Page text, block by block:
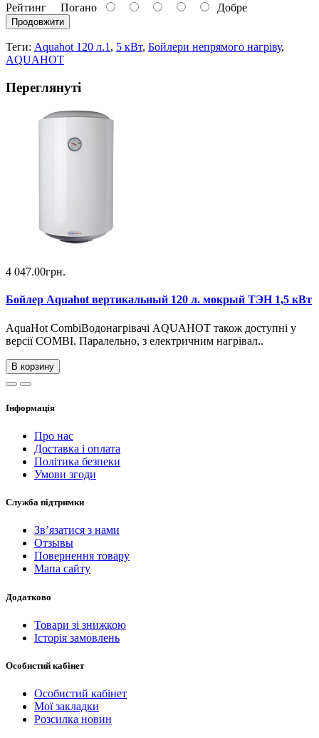
Рейтинг Погано Добре
Продовжити
Теги: Aquahot 120 л.1 , 5 кВт, Бойлери непрямого нагріву,
AQUAHOT
Переглянуті
4 047.00грн.
Бойлер Aquahot вертикальный 120 л. мокрый ТЭН 1,5 кВт
AquaHot CombiВодонагрівачі AQUAHOT також доступні у
версії COMBI. Паралельно, з електричним нагрівал..
В корзину
Інформація
Про нас
Доставка і оплата
Політика безпеки
Умови згоди
Служба підтримки
Зв’язатися з нами
Отзывы
Повернення товару
Мапа сайту
Додатково
Товари зі знижкою
Історія замовлень
Особистий кабінет
Особистий кабінет
Мої закладки
Розсилка новин